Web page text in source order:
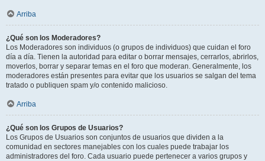
Arriba
¿Qué son los Moderadores?
Los Moderadores son individuos (o grupos de individuos) que cuidan el foro
día a día. Tienen la autoridad para editar o borrar mensajes, cerrarlos, abrirlos,
moverlos, borrar y separar temas en el foro que moderan. Generalmente, los
moderadores están presentes para evitar que los usuarios se salgan del tema
tratado o publiquen spam y/o contenido malicioso.
Arriba
¿Qué son los Grupos de Usuarios?
Los Grupos de Usuarios son conjuntos de usuarios que dividen a la
comunidad en sectores manejables con los cuales puede trabajar los
administradores del foro. Cada usuario puede pertenecer a varios grupos y